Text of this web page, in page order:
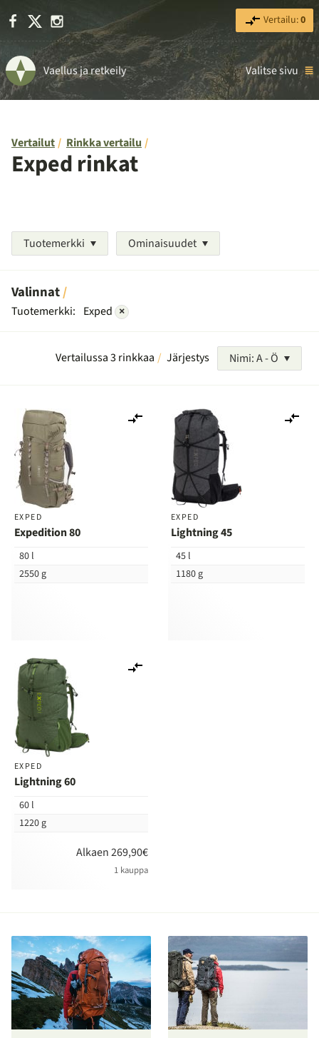
Facebook Instagram Vertailu:0
Vaellus ja retkeily Valitse sivu
Vertailut Rinkka vertailu
Exped rinkat
Tuotemerkki Ominaisuudet
Valinnat
Tuotemerkki: Exped ×
Vertailussa 3 rinkkaa Järjestys Nimi: A - Ö
EXPED
Expedition 80
80 l
2550 g
vertailuun
EXPED
Lightning 45
45 l
1180 g
EXPED
Lightning 60
60 l
1220 g
Alkaen 269,90€
1 kauppa